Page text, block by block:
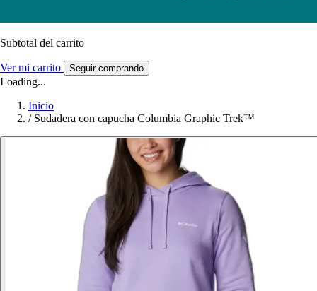
Subtotal del carrito
Ver mi carrito Seguir comprando
Loading...
Inicio
/ Sudadera con capucha Columbia Graphic Trek™